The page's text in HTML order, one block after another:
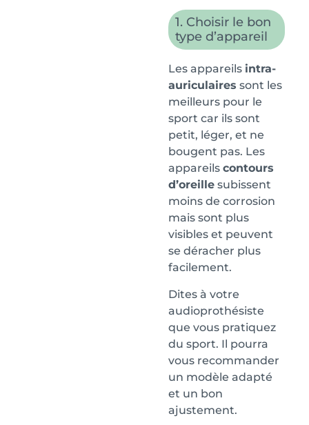
1. Choisir le bon
type d’appareil
Les appareils intra-
auriculaires sont les
meilleurs pour le
sport car ils sont
petit, léger, et ne
bougent pas. Les
appareils contours
d’oreille subissent
moins de corrosion
mais sont plus
visibles et peuvent
se déracher plus
facilement.
Dites à votre
audioprothésiste
que vous pratiquez
du sport. Il pourra
vous recommander
un modèle adapté
et un bon
ajustement.